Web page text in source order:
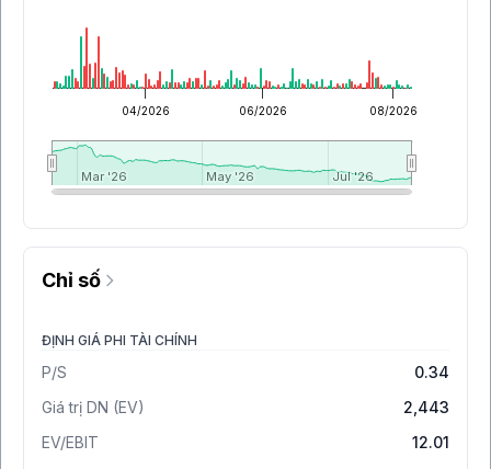
04/2026 06/2026 08/2026
Mar '26
Mar '26 May '26
May '26 Jul '26
Jul '26
Chỉ số
ĐỊNH GIÁ PHI TÀI CHÍNH
P/S
0.34
Giá trị DN (EV)
2,443
EV/EBIT
12.01